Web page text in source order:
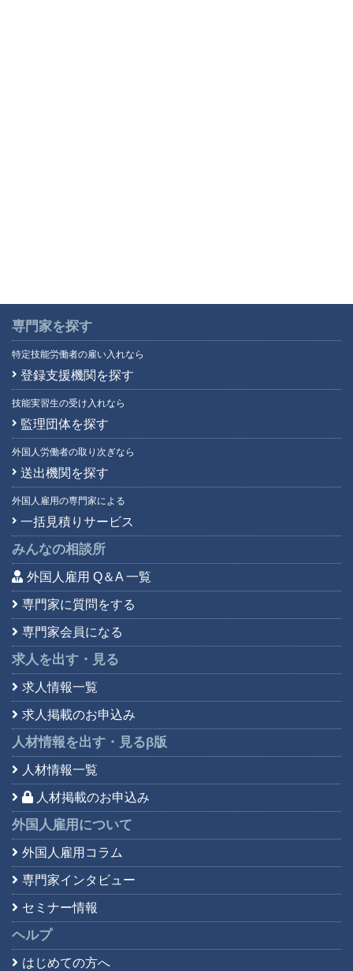
専門家を探す
特定技能労働者の雇い入れなら
登録支援機関を探す
技能実習生の受け入れなら
監理団体を探す
外国人労働者の取り次ぎなら
送出機関を探す
外国人雇用の専門家による
一括見積りサービス
みんなの相談所
外国人雇用 Q＆A 一覧
専門家に質問をする
専門家会員になる
求人を出す・見る
求人情報一覧
求人掲載のお申込み
人材情報を出す・見るβ版
人材情報一覧
人材掲載のお申込み
外国人雇用について
外国人雇用コラム
専門家インタビュー
セミナー情報
ヘルプ
はじめての方へ